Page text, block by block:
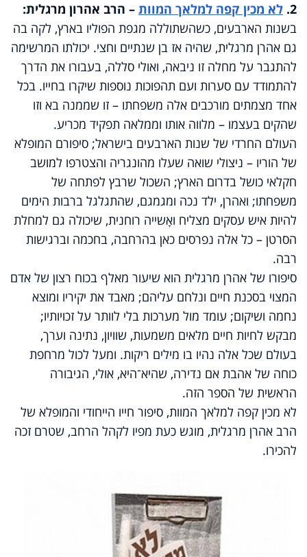
2. לא מכין קפה למלאך המוות – הרב אהרון מרגלית:
בשנות הארבעים, כשהשתוללה מגפת הפוליו בארץ, לקה בה
גם אהרן מרגלית, שהיה אז בן שנתיים וחצי. יכולתו המרשימה
להתגבר על מחלה זו ניבאה, ואולי סללה, בעבורו את הדרך
להתמודד עם סערות ועם תהפוכות נוספות שיקרו בחייו. בכל
אחד מצמתים מורכבים אלה משפחתו – זו שממנה בא וזו
שהקים בעצמו – מלווה אותו וממלאה תפקיד מכריע.
העולם החרדי של שנות הארבעים בישראל; סיפורם המופלא
של הוריו – ניצולי שואה שעלו מהונגריה והצטרפו למושב
חקלאי כושל בדרום הארץ; השכול שרבץ לפתחה של
משפחתו; ואהרן, ילד נכה ומגמגם, שהתגלגל ברבות הימים
להיות איש עסקים מצליח ואָשייה רוחנית, שיכולה גם למחלת
הסרטן – כל אלה נפרסים כאן בהרחבה, בחכמה וברגישות
רבה.
סיפורו של אהרן מרגלית הוא שיעור מאלף בכוח רצון של אדם
המצוי בסכנת חיים ונלחם עליהם; מאבד את יקיריו ומוצא
נחמה ושיקום; עומד מול מערכות בלי לוותר על זכויותיו;
מבקש לחיות חיים מלאים משמעות, שוויון, נתינה וערך,
בעולם שכל אלה נהיו בו מילים ריקות. ומעל לכול מרחפת
כוחה של אהבת אם נדירה, שהיא־היא, אולי, הגיבורה
הראשית של הספר הזה.
לא מכין קפה למלאך המוות, סיפור חייו הייחודי והמופלא של
הרב אהרן מרגלית, מוגש כעת מפיו לקהל הרחב, שטרם זכה
להכירו.